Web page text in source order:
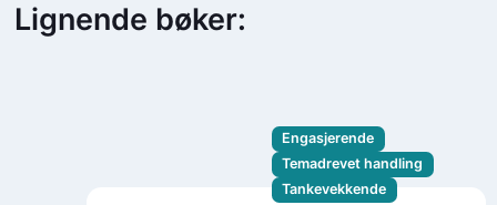
Lignende bøker:
Engasjerende
Temadrevet handling
Tankevekkende